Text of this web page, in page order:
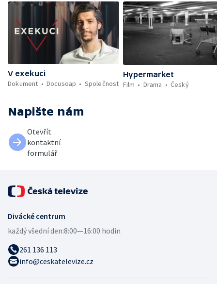
V exekuci
Dokument
Docusoap Společnost
Hypermarket
Film
Drama Český
Napište nám
Otevřít
kontaktní
formulář
Divácké centrum
každý všední den:8:00—16:00 hodin
261 136 113
info@ceskatelevize.cz